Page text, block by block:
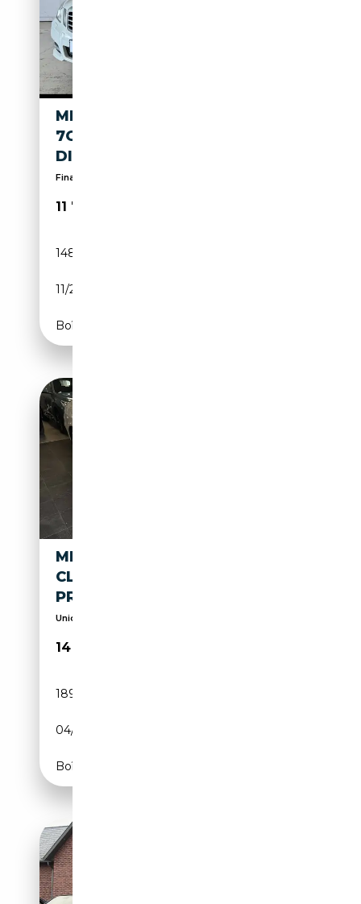
MERCEDES-BENZ E 250 LIMO
7G BI-XEN LEDER SHZ
DISTRONIC H&K 2HD
Finanzierung OHNE Anzahlung möglich!
11 780€
148 210 km
11/2011
Boîte automatique
MERCEDES-BENZ E 250
CLASSE E 250 BERLINA CDI
PREMIUM 4MATIC AUTOM
Unico Proprietario - Iva esposta
14 900€
189 437 km
04/2014
Boîte automatique